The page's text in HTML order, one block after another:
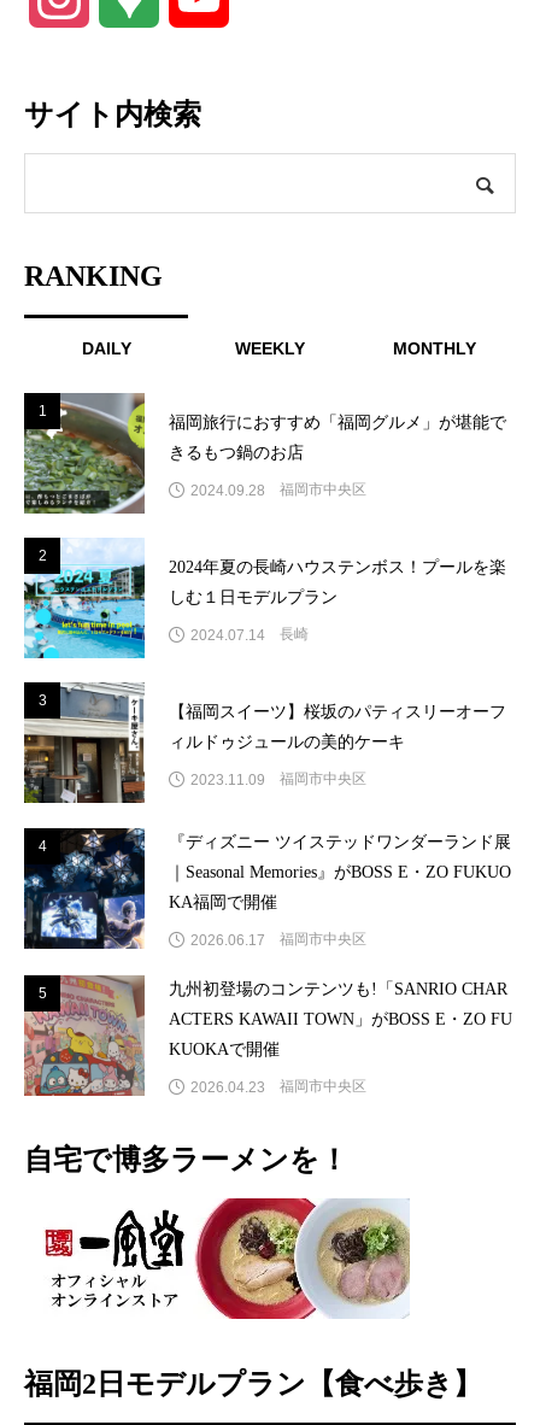
サイト内検索
RANKING
DAILY WEEKLY MONTHLY
1
福岡旅行におすすめ「福岡グルメ」が堪能で
きるもつ鍋のお店
2024.09.28 福岡市中央区
2
2024年夏の長崎ハウステンボス！プールを楽
しむ１日モデルプラン
2024.07.14 長崎
3
【福岡スイーツ】桜坂のパティスリーオーフ
ィルドゥジュールの美的ケーキ
2023.11.09 福岡市中央区
4
『ディズニー ツイステッドワンダーランド展
｜Seasonal Memories』がBOSS E・ZO FUKUO
KA福岡で開催
2026.06.17 福岡市中央区
5
九州初登場のコンテンツも!「SANRIO CHAR
ACTERS KAWAII TOWN」がBOSS E・ZO FU
KUOKAで開催
2026.04.23 福岡市中央区
自宅で博多ラーメンを！
福岡2日モデルプラン【食べ歩き】